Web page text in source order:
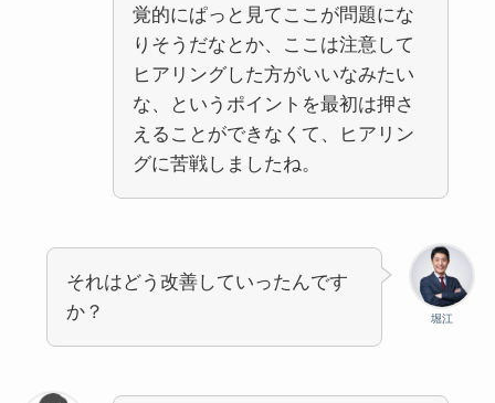
覚的にぱっと見てここが問題にな
りそうだなとか、ここは注意して
ヒアリングした方がいいなみたい
な、というポイントを最初は押さ
えることができなくて、ヒアリン
グに苦戦しましたね。
堀江
それはどう改善していったんです
か？